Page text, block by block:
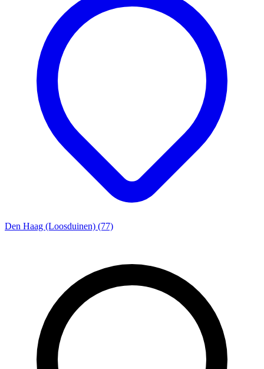
Den Haag (Loosduinen) (77)